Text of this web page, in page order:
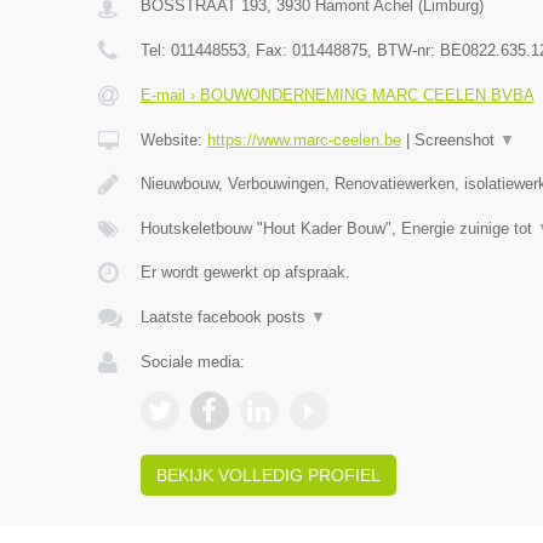
BOSSTRAAT 193, 3930 Hamont Achel (Limburg)
Tel: 011448553, Fax: 011448875, BTW-nr:
E-mail › BOUWONDERNEMING MARC CEELEN BVBA
Website: https://www.marc-ceelen.be| Screenshot ▼
Nieuwbouw, Verbouwingen, Renovatiewerken,
Houtskeletbouw "Hout Kader Bouw", Energie zuinige tot
Er wordt gewerkt op afspraak.
Laatste facebook posts ▼
Sociale media:
BEKIJK VOLLEDIG PROFIEL